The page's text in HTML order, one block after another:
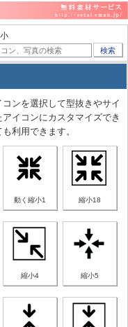
検索
ンを選択して型抜きやサイ
イコンにカスタマイズでき
利用できます。
動く縮小1 縮小18
縮小4 縮小5